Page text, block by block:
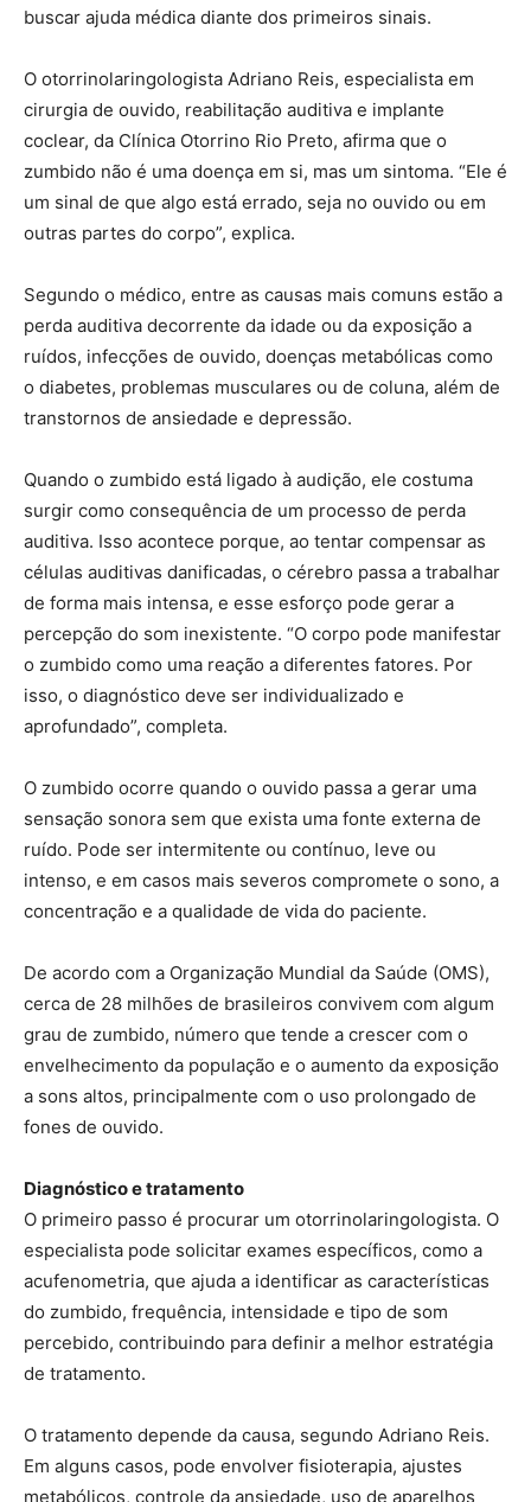
buscar ajuda médica diante dos primeiros sinais.
O otorrinolaringologista Adriano Reis, especialista em
cirurgia de ouvido, reabilitação auditiva e implante
coclear, da Clínica Otorrino Rio Preto, afirma que o
zumbido não é uma doença em si, mas um sintoma. “Ele é
um sinal de que algo está errado, seja no ouvido ou em
outras partes do corpo”, explica.
Segundo o médico, entre as causas mais comuns estão a
perda auditiva decorrente da idade ou da exposição a
ruídos, infecções de ouvido, doenças metabólicas como
o diabetes, problemas musculares ou de coluna, além de
transtornos de ansiedade e depressão.
Quando o zumbido está ligado à audição, ele costuma
surgir como consequência de um processo de perda
auditiva. Isso acontece porque, ao tentar compensar as
células auditivas danificadas, o cérebro passa a trabalhar
de forma mais intensa, e esse esforço pode gerar a
percepção do som inexistente. “O corpo pode manifestar
o zumbido como uma reação a diferentes fatores. Por
isso, o diagnóstico deve ser individualizado e
aprofundado”, completa.
O zumbido ocorre quando o ouvido passa a gerar uma
sensação sonora sem que exista uma fonte externa de
ruído. Pode ser intermitente ou contínuo, leve ou
intenso, e em casos mais severos compromete o sono, a
concentração e a qualidade de vida do paciente.
De acordo com a Organização Mundial da Saúde (OMS),
cerca de 28 milhões de brasileiros convivem com algum
grau de zumbido, número que tende a crescer com o
envelhecimento da população e o aumento da exposição
a sons altos, principalmente com o uso prolongado de
fones de ouvido.
Diagnóstico e tratamento
O primeiro passo é procurar um otorrinolaringologista. O
especialista pode solicitar exames específicos, como a
acufenometria, que ajuda a identificar as características
do zumbido, frequência, intensidade e tipo de som
percebido, contribuindo para definir a melhor estratégia
de tratamento.
O tratamento depende da causa, segundo Adriano Reis.
Em alguns casos, pode envolver fisioterapia, ajustes
metabólicos, controle da ansiedade, uso de aparelhos